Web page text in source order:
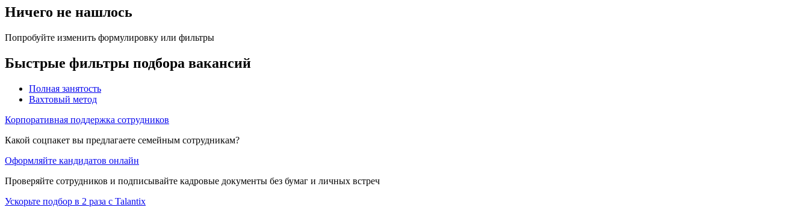
Ничего не нашлось
Попробуйте изменить формулировку или фильтры
Быстрые фильтры подбора вакансий
Полная занятость
Вахтовый метод
Корпоративная поддержка сотрудников
Какой соцпакет вы предлагаете семейным сотрудникам?
Оформляйте кандидатов онлайн
Проверяйте сотрудников и подписывайте кадровые документы без бумаг и личных встреч
Ускорьте подбор в 2 раза с Talantix